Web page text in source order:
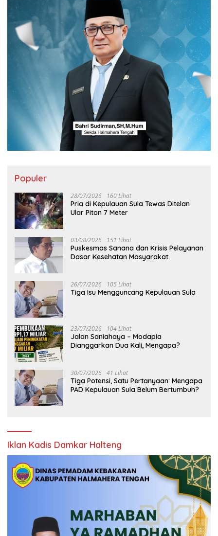
Populer
28/07/2026 160 Lihat
Pria di Kepulauan Sula Tewas Ditelan
Ular Piton 7 Meter
03/08/2026 151 Lihat
Puskesmas Sanana dan Krisis Pelayanan
Dasar Kesehatan Masyarakat
26/07/2026 105 Lihat
Tiga Isu Mengguncang Kepulauan Sula
23/07/2026 104 Lihat
Jalan Saniahaya – Modapia
Dianggarkan Dua Kali, Mengapa?
30/07/2026 41 Lihat
Tiga Potensi, Satu Pertanyaan: Mengapa
PAD Kepulauan Sula Belum Bertumbuh?
Iklan Kadis Damkar Halteng